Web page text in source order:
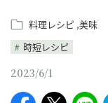
料理レシピ 美味
時短レシピ
2023/6/1